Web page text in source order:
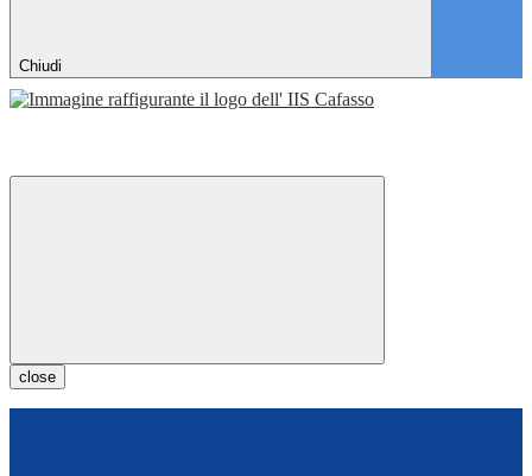
Chiudi
close